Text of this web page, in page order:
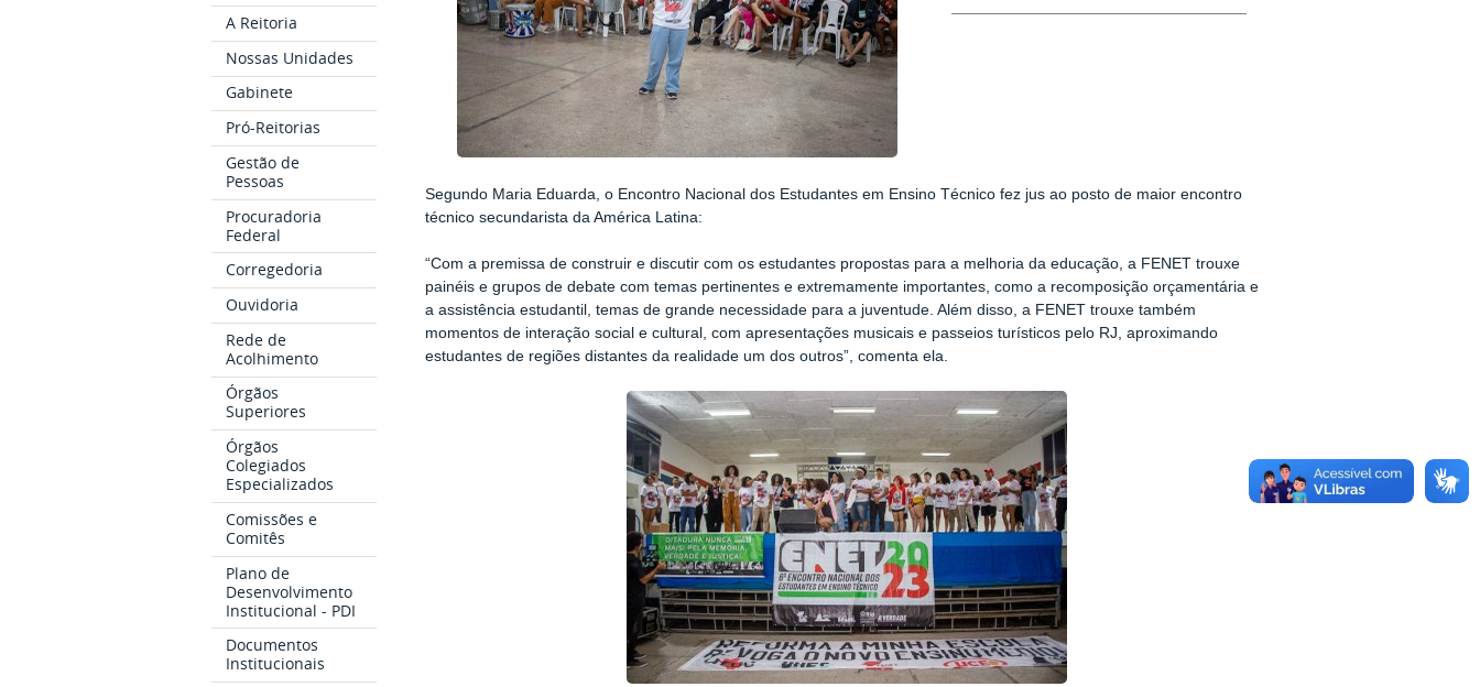
A Reitoria
Nossas Unidades
Gabinete
Pró-Reitorias
Gestão de
Pessoas
Procuradoria
Federal
Corregedoria
Ouvidoria
Rede de
Acolhimento
Órgãos
Superiores
Órgãos
Colegiados
Especializados
Comissões e
Comitês
Plano de
Desenvolvimento
Institucional - PDI
Documentos
Institucionais
Segundo Maria Eduarda, o Encontro Nacional dos Estudantes em Ensino Técnico fez jus ao posto de maior encontro
técnico secundarista da América Latina:
“Com a premissa de construir e discutir com os estudantes propostas para a melhoria da educação, a FENET trouxe
painéis e grupos de debate com temas pertinentes e extremamente importantes, como a recomposição orçamentária e
a assistência estudantil, temas de grande necessidade para a juventude. Além disso, a FENET trouxe também
momentos de interação social e cultural, com apresentações musicais e passeios turísticos pelo RJ, aproximando
estudantes de regiões distantes da realidade um dos outros”, comenta ela.